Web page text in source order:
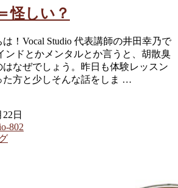
怪しい？
！Vocal Studio 代表講師の井田幸乃で
ンドとかメンタルとか言うと、胡散臭
はなぜでしょう。昨日も体験レッスン
た方と少しそんな話をしま …
日
802